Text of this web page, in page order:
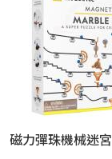
磁力彈珠機械迷